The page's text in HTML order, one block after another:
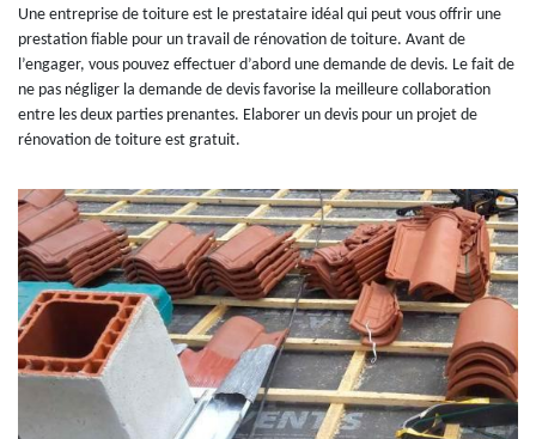
Une entreprise de toiture est le prestataire idéal qui peut vous offrir une
prestation fiable pour un travail de rénovation de toiture. Avant de
l’engager, vous pouvez effectuer d’abord une demande de devis. Le fait de
ne pas négliger la demande de devis favorise la meilleure collaboration
entre les deux parties prenantes. Elaborer un devis pour un projet de
rénovation de toiture est gratuit.